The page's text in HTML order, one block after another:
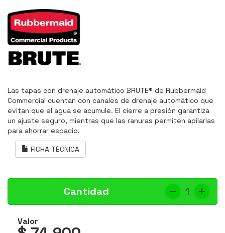
Las tapas con drenaje automático BRUTE® de Rubbermaid
Commercial cuentan con canales de drenaje automático que
evitan que el agua se acumule. El cierre a presión garantiza
un ajuste seguro, mientras que las ranuras permiten apilarlas
para ahorrar espacio.
FICHA TÉCNICA
Cantidad 1
Valor
los
productos
ENERGÍA
los
productos
CANECAS
DE
RECICLAJE
los
productos
RUBBERMAID
los
productos
EQUIPOS
DE
LIMPIEZA
los
productos
MANEJO
DE
MATERIALES
los
productos
AIRE
LIBRE
los
productos
ACCESORIOS
PARA
BAÑOS